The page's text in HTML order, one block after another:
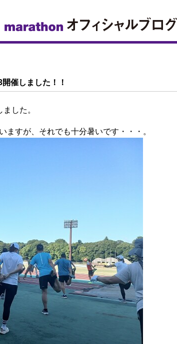
催しました！！
した。
ますが、それでも十分暑いです・・・。